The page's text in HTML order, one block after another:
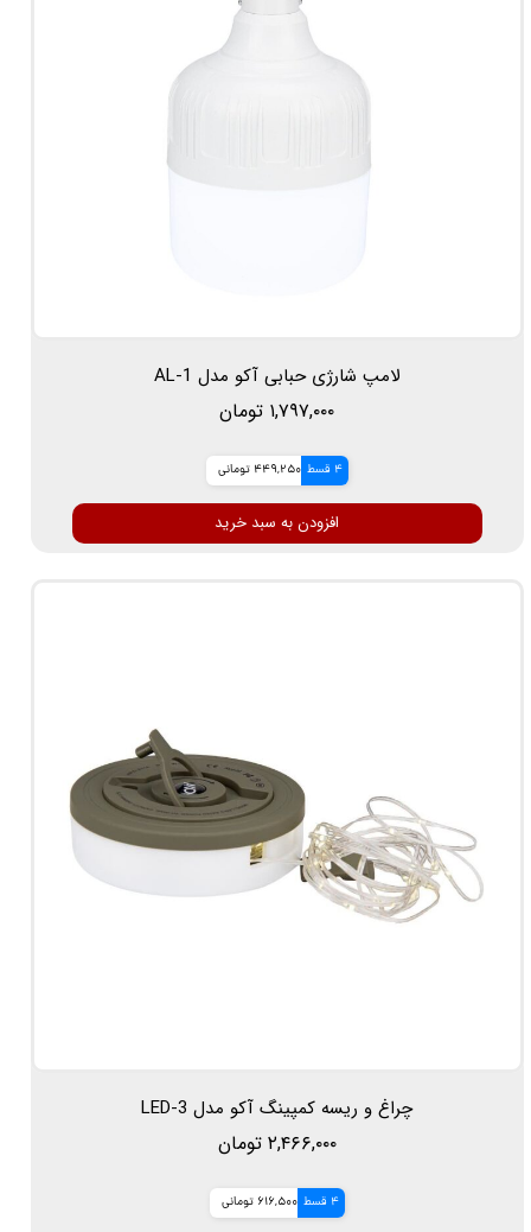
لامپ شارژی حبابی آکو مدل AL-1
۱,۷۹۷,۰۰۰ تومان
4 قسط 449,250 تومانی
افزودن به سبد خرید
چراغ و ریسه کمپینگ آکو مدل LED-3
۲,۴۶۶,۰۰۰ تومان
4 قسط 616,500 تومانی